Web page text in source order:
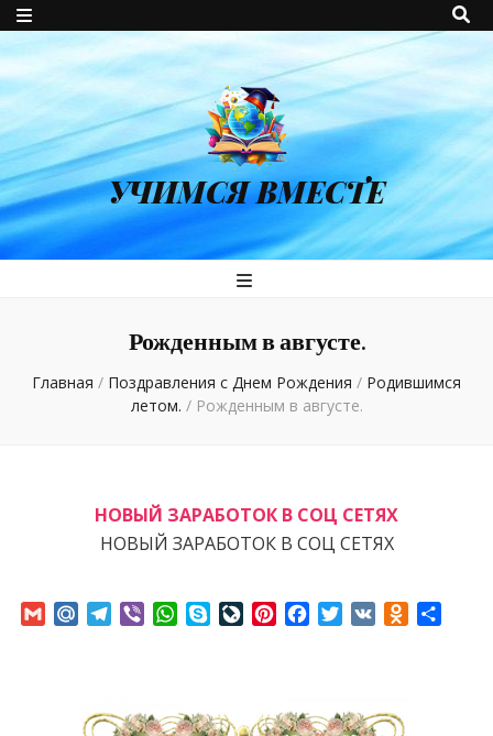
УЧИМСЯ ВМЕСТЕ
Рожденным в августе.
Главная / Поздравления с Днем Рождения / Родившимся
летом. / Рожденным в августе.
НОВЫЙ ЗАРАБОТОК В СОЦ СЕТЯХ
НОВЫЙ ЗАРАБОТОК В СОЦ СЕТЯХ
GmailMail.RuTelegram
Viber WhatsApp
SkypeLiveJournal
PinterestFacebookTwitter
VK